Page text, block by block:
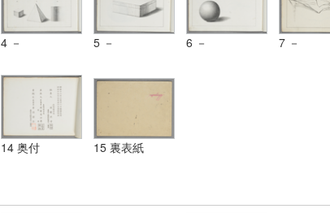
4 － 5 － 6 － 7 －
14 奥付 15 裏表紙